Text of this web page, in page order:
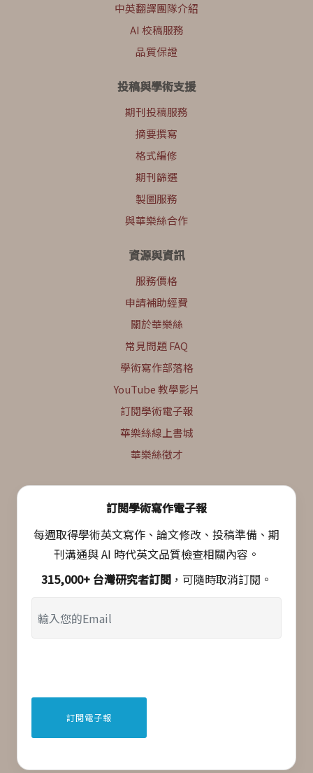
中英翻譯團隊介紹
AI 校稿服務
品質保證
投稿與學術支援
期刊投稿服務
摘要撰寫
格式編修
期刊篩選
製圖服務
與華樂絲合作
資源與資訊
服務價格
申請補助經費
關於華樂絲
常見問題 FAQ
學術寫作部落格
YouTube 教學影片
訂閱學術電子報
華樂絲線上書城
華樂絲徵才
訂閱學術寫作電子報
每週取得學術英文寫作、論文修改、投稿準備、期
刊溝通與 AI 時代英文品質檢查相關內容。
315,000+ 台灣研究者訂閱 ，可隨時取消訂閱。